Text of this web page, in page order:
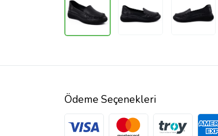
Ödeme Seçenekleri